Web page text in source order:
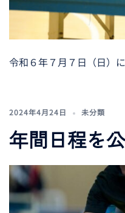
令和６年７月７日（日）
2024年4月24日 未分類
年間日程を